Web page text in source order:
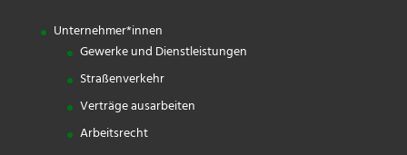
Unternehmer*innen
Gewerke und Dienstleistungen
Straßenverkehr
Verträge ausarbeiten
Arbeitsrecht